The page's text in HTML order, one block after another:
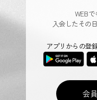
WEB
入会したその
会
アプリからの登